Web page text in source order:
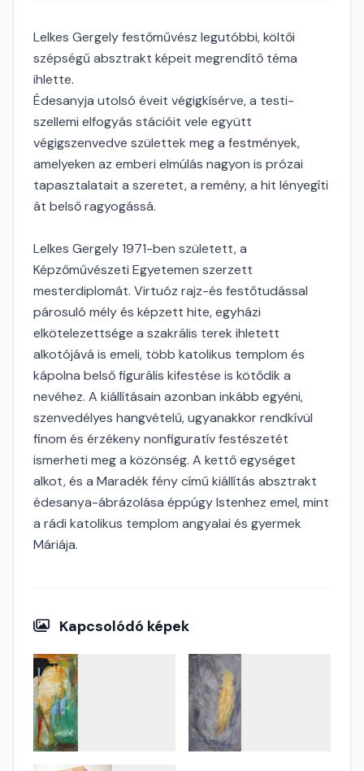
Lelkes Gergely festőművész legutóbbi, költői
szépségű absztrakt képeit megrendítő téma
ihlette.
Édesanyja utolsó éveit végigkísérve, a testi-
szellemi elfogyás stációit vele együtt
végigszenvedve születtek meg a festmények,
amelyeken az emberi elmúlás nagyon is prózai
tapasztalatait a szeretet, a remény, a hit lényegíti
át belső ragyogássá.
Lelkes Gergely 1971-ben született, a
Képzőművészeti Egyetemen szerzett
mesterdiplomát. Virtuóz rajz-és festőtudással
párosuló mély és képzett hite, egyházi
elkötelezettsége a szakrális terek ihletett
alkotójává is emeli, több katolikus templom és
kápolna belső figurális kifestése is kötődik a
nevéhez. A kiállításain azonban inkább egyéni,
szenvedélyes hangvételű, ugyanakkor rendkívül
finom és érzékeny nonfiguratív festészetét
ismerheti meg a közönség. A kettő egységet
alkot, és a Maradék fény című kiállítás absztrakt
édesanya-ábrázolása éppúgy Istenhez emel, mint
a rádi katolikus templom angyalai és gyermek
Máriája.
Kapcsolódó képek